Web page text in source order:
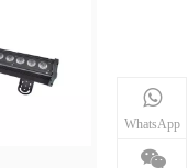
WhatsApp